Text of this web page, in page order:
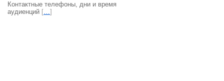
Контактные телефоны, дни и время
аудиенций […]